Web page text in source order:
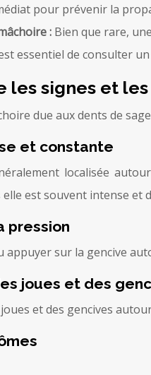
pour prévenir la
: Bien que rare,
essentiel de consulter
les signes et
due aux dents de
et constante
localisée
est souvent intense et
pression
appuyer sur la gencive
joues et des
et des gencives